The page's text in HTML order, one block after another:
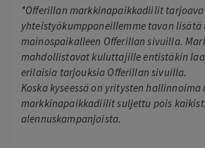
*Offerillan markkinapaikkadiilit
yhteistyökumppaneillemme tavan
mainospaikalleen Offerillan sivuilla.
mahdollistavat kuluttajille entistäkin
erilaisia tarjouksia Offerillan sivuilla.
Koska kyseessä on yritysten
markkinapaikkadiilit suljettu pois
alennuskampanjoista.